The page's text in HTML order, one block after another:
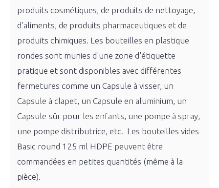
produits cosmétiques, de produits de nettoyage,
d'aliments, de produits pharmaceutiques et de
produits chimiques. Les bouteilles en plastique
rondes sont munies d'une zone d'étiquette
pratique et sont disponibles avec différentes
fermetures comme un Capsule à visser, un
Capsule à clapet, un Capsule en aluminium, un
Capsule sûr pour les enfants, une pompe à spray,
une pompe distributrice, etc. Les bouteilles vides
Basic round 125 ml HDPE peuvent être
commandées en petites quantités (même à la
pièce).